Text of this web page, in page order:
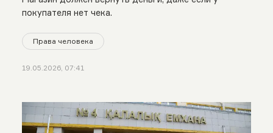
покупателя нет чека.
Права человека
19.05.2026, 07:41